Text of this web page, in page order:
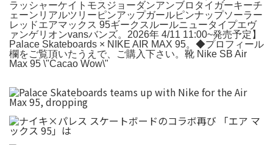
ラッシャーケイトモスジョーダンアンブロタイガーキーチ
ェーンリアルツリーピンアップガールピンナップソーラー
レッドエアマックス 95ギークスルールニュータイプエヴ
ァンゲリオンvansバンズ。2026年 4/11 11:00~発売予定】
Palace Skateboards × NIKE AIR MAX 95。◆プロフィール
欄をご覧頂いたうえで、ご購入下さい。靴 Nike SB Air
Max 95 \"Cacao Wow\"